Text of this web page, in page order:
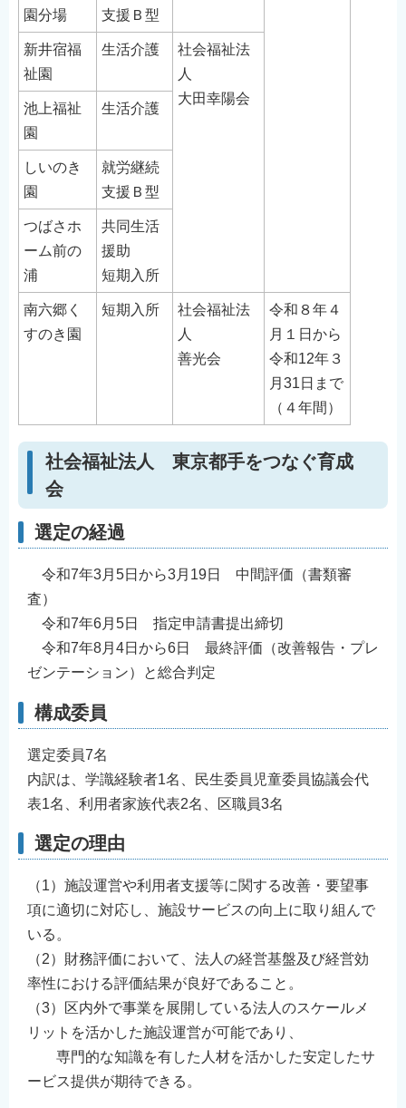
園分場
支援Ｂ型
新井宿福
祉園
生活介護
社会福祉法
人
大田幸陽会
池上福祉
園
生活介護
しいのき
園
就労継続
支援Ｂ型
つばさホ
ーム前の
浦
共同生活
援助
短期入所
南六郷く
すのき園
短期入所
社会福祉法
人
善光会
令和８年４
月１日から
令和12年３
月31日まで
（４年間）
社会福祉法人 東京都手をつなぐ育成
会
選定の経過
令和7年3月5日から3月19日 中間評価（書類審
査）
令和7年6月5日 指定申請書提出締切
令和7年8月4日から6日 最終評価（改善報告・プレ
ゼンテーション）と総合判定
構成委員
選定委員7名
内訳は、学識経験者1名、民生委員児童委員協議会代
表1名、利用者家族代表2名、区職員3名
選定の理由
（1）施設運営や利用者支援等に関する改善・要望事
項に適切に対応し、施設サービスの向上に取り組んで
いる。
（2）財務評価において、法人の経営基盤及び経営効
率性における評価結果が良好であること。
（3）区内外で事業を展開している法人のスケールメ
リットを活かした施設運営が可能であり、
専門的な知識を有した人材を活かした安定したサ
ービス提供が期待できる。
简体中文
繁體中文
한국어
नेपाली
Filipino